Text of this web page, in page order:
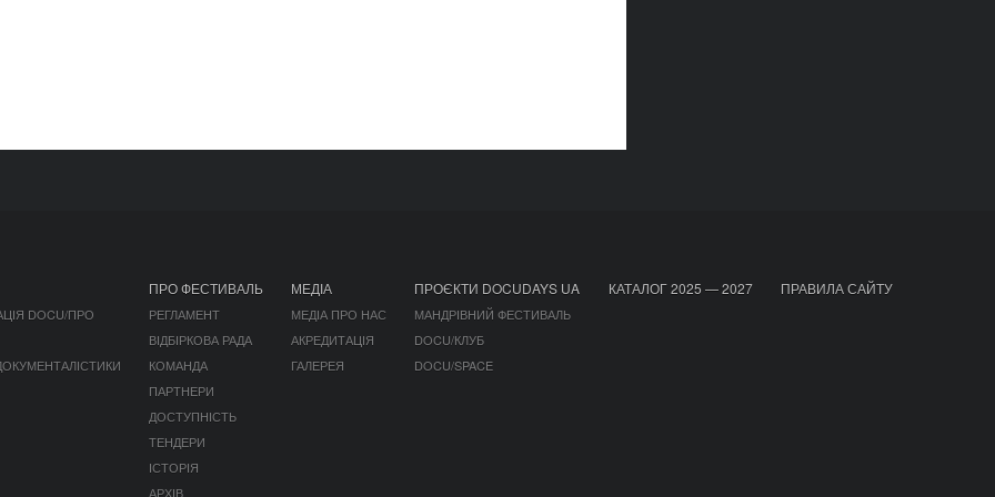
DOCU/ПРО
ПРО ФЕСТИВАЛЬ
РЕГЛАМЕНТ
ВІДБІРКОВА РАДА
КОМАНДА
ПАРТНЕРИ
ДОСТУПНІСТЬ
ТЕНДЕРИ
ІСТОРІЯ
АРХІВ
МЕДІА
МЕДІА ПРО НАС
АКРЕДИТАЦІЯ
ГАЛЕРЕЯ
ПРОЄКТИ DOCUDAYS UA
МАНДРІВНИЙ ФЕСТИВАЛЬ
DOCU/КЛУБ
DOCU/SPACE
КАТАЛОГ 2025 — 2027 ПРАВИЛА САЙТУ